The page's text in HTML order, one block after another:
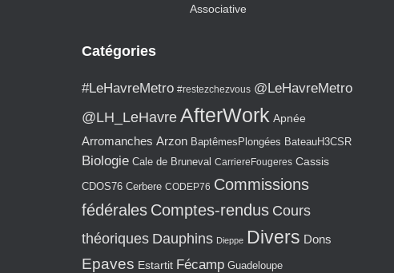
Associative
Catégories
#LeHavreMetro #restezchezvous @LeHavreMetro
@LH_LeHavre AfterWork Apnée
Arromanches Arzon BaptêmesPlongées BateauH3CSR
Biologie Cale de Bruneval CarriereFougeres Cassis
CDOS76 Cerbere CODEP76 Commissions
fédérales Comptes-rendus Cours
théoriques Dauphins Dieppe Divers Dons
Epaves Estartit Fécamp Guadeloupe